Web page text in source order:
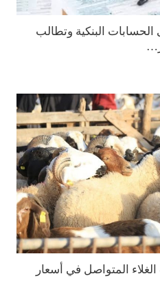
البنكية وتطالب
المتواصل في أسعار